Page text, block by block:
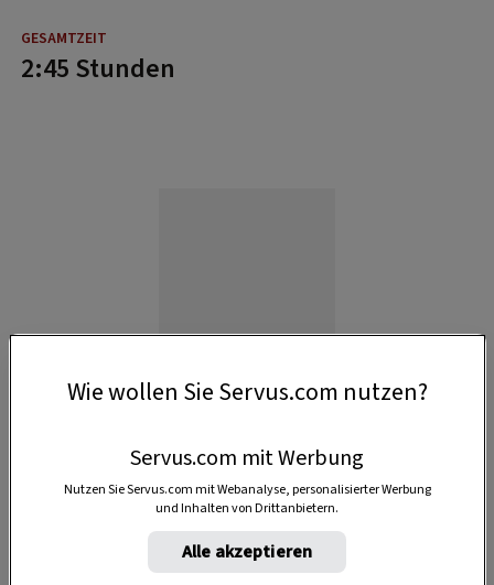
2:45 Stunden
Anzeige
Wie wollen Sie Servus.com nutzen?
Servus.com mit Werbung
Nutzen Sie Servus.com mit Webanalyse, personalisierter Werbung
und Inhalten von Drittanbietern.
Alle akzeptieren